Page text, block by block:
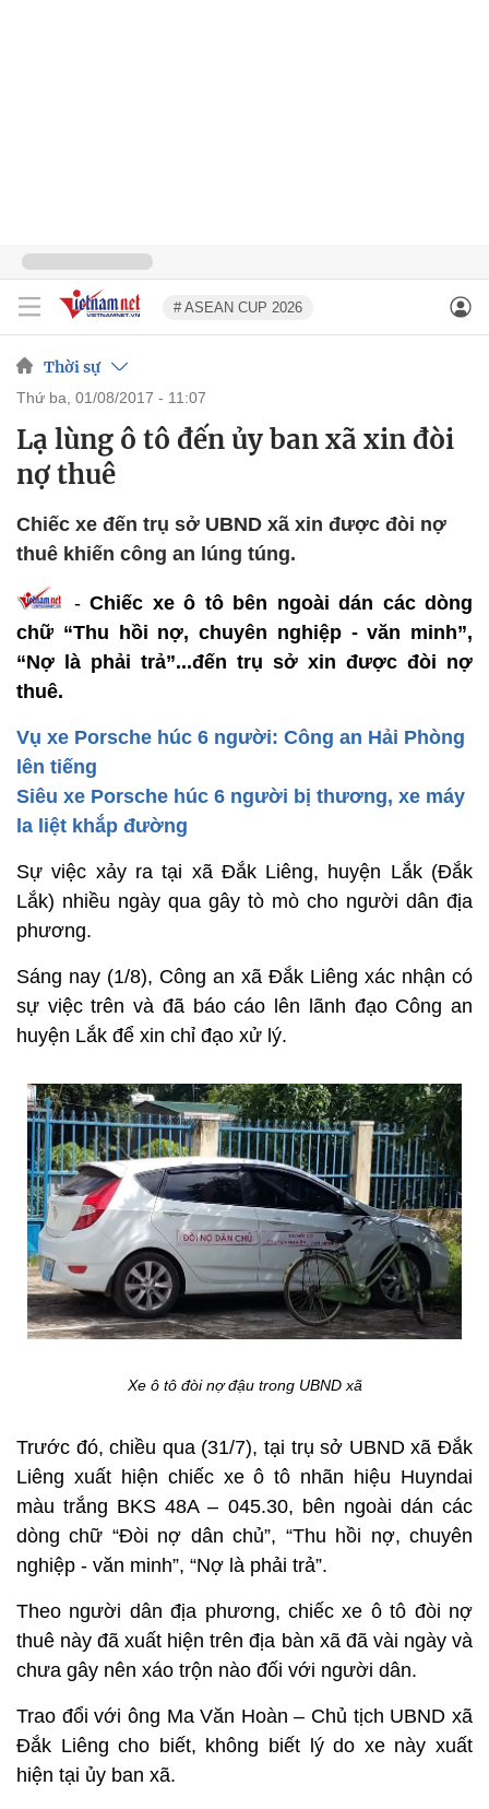
# ASEAN CUP 2026
Thời sự
thứ ba, 01/08/2017 - 11:07
Lạ lùng ô tô đến ủy ban xã xin đòi
nợ thuê
Chiếc xe đến trụ sở UBND xã xin được đòi nợ
thuê khiến công an lúng túng.
- Chiếc xe ô tô bên ngoài dán các dòng
chữ “Thu hồi nợ, chuyên nghiệp - văn minh”,
“Nợ là phải trả”...đến trụ sở xin được đòi nợ
thuê.
Vụ xe Porsche húc 6 người: Công an Hải Phòng
lên tiếng
Siêu xe Porsche húc 6 người bị thương, xe máy
la liệt khắp đường
Sự việc xảy ra tại xã Đắk Liêng, huyện Lắk (Đắk
Lắk) nhiều ngày qua gây tò mò cho người dân địa
phương.
Sáng nay (1/8), Công an xã Đắk Liêng xác nhận có
sự việc trên và đã báo cáo lên lãnh đạo Công an
huyện Lắk để xin chỉ đạo xử lý.
Xe ô tô đòi nợ đậu trong UBND xã
Trước đó, chiều qua (31/7), tại trụ sở UBND xã Đắk
Liêng xuất hiện chiếc xe ô tô nhãn hiệu Huyndai
màu trắng BKS 48A – 045.30, bên ngoài dán các
dòng chữ “Đòi nợ dân chủ”, “Thu hồi nợ, chuyên
nghiệp - văn minh”, “Nợ là phải trả”.
Theo người dân địa phương, chiếc xe ô tô đòi nợ
thuê này đã xuất hiện trên địa bàn xã đã vài ngày và
chưa gây nên xáo trộn nào đối với người dân.
Trao đổi với ông Ma Văn Hoàn – Chủ tịch UBND xã
Đắk Liêng cho biết, không biết lý do xe này xuất
hiện tại ủy ban xã.